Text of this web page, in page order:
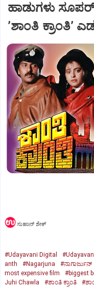
ಹಾಡುಗಳು
ʼಶಾಂತಿ ಕ್ರಾಂತಿʼ
ಸುಹಾನ್‌ ಶೇಕ್‌
#Udayavani Digital
anth
#Nagarjuna #ನಾಗಾರ್ಜುನ್‌
most expensive film
#biggest
Juhi Chawla
#ಶಾಂತಿ ಕ್ರಾಂತಿ